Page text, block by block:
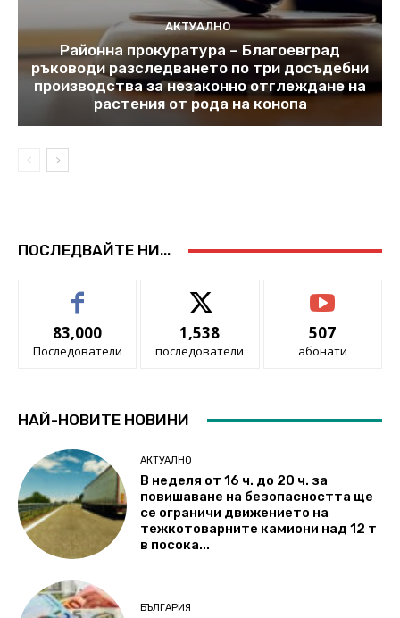
АКТУАЛНО
Районна прокуратура – Благоевград
ръководи разследването по три досъдебни
производства за незаконно отглеждане на
растения от рода на конопа
ПОСЛЕДВАЙТЕ НИ...
83,000
Последователи
1,538
последователи
507
абонати
НАЙ-НОВИТЕ НОВИНИ
АКТУАЛНО
В неделя от 16 ч. до 20 ч. за
повишаване на безопасността ще
се ограничи движението на
тежкотоварните камиони над 12 т
в посока...
БЪЛГАРИЯ